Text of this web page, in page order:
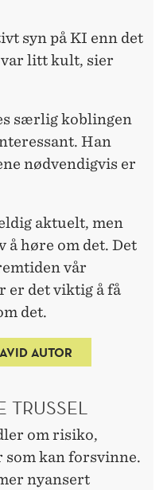
syn på KI enn det
litt kult, sier
særlig koblingen
Han
nødvendigvis er
aktuelt, men
å høre om det. Det
vår
er det viktig å få
det.
AUTOR
TRUSSEL
om risiko,
som kan forsvinne.
nyansert